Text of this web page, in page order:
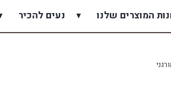
המוצרים שלנו נעים להכיר